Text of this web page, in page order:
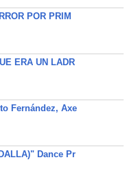
POR PRIM
ERA UN LADR
Fernández, Axe
Dance Pr